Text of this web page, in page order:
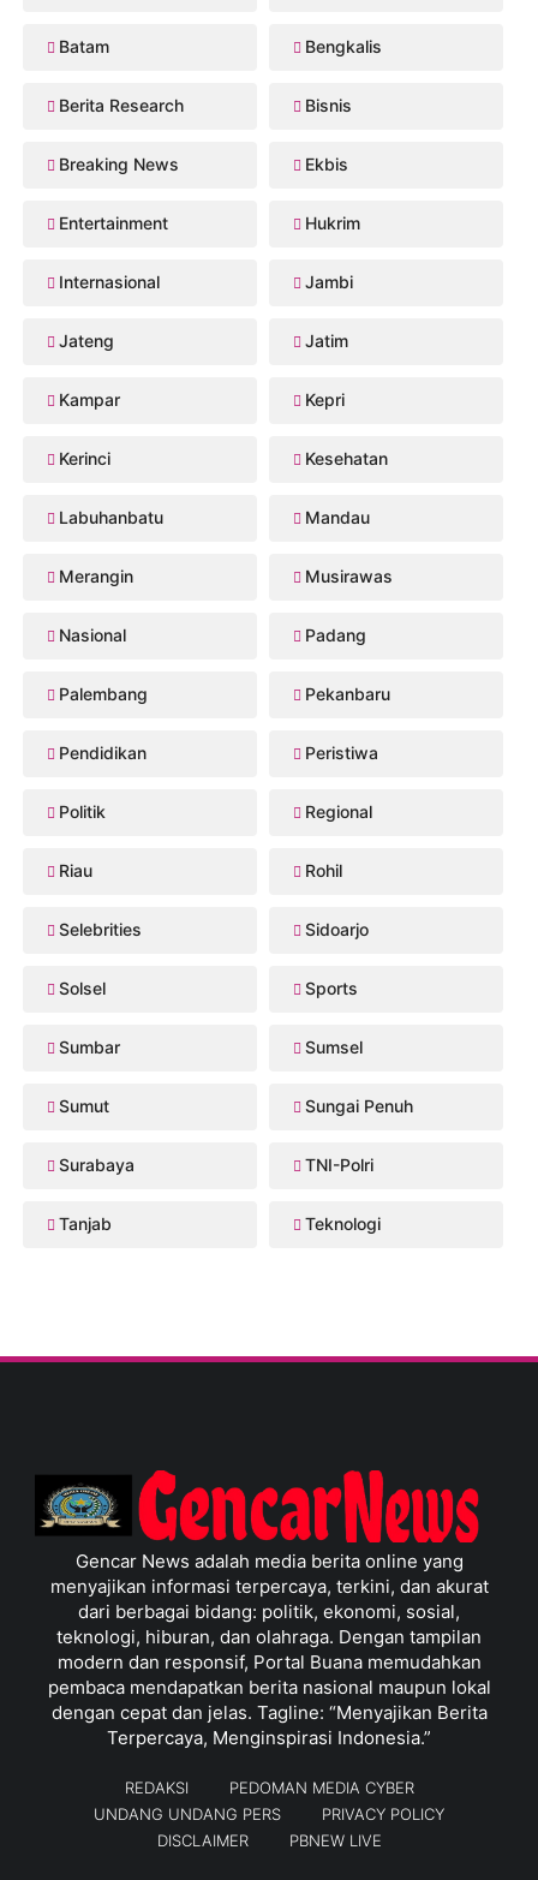
Batam Bengkalis
Berita Research Bisnis
Breaking News Ekbis
Entertainment Hukrim
Internasional Jambi
Jateng Jatim
Kampar Kepri
Kerinci Kesehatan
Labuhanbatu Mandau
Merangin Musirawas
Nasional Padang
Palembang Pekanbaru
Pendidikan Peristiwa
Politik Regional
Riau Rohil
Selebrities Sidoarjo
Solsel Sports
Sumbar Sumsel
Sumut Sungai Penuh
Surabaya TNI-Polri
Tanjab Teknologi
Gencar News adalah media berita online yang
menyajikan informasi terpercaya, terkini, dan akurat
dari berbagai bidang: politik, ekonomi, sosial,
teknologi, hiburan, dan olahraga. Dengan tampilan
modern dan responsif, Portal Buana memudahkan
pembaca mendapatkan berita nasional maupun lokal
dengan cepat dan jelas. Tagline: “Menyajikan Berita
Terpercaya, Menginspirasi Indonesia.”
REDAKSI
PEDOMAN MEDIA CYBER
UNDANG UNDANG PERS
PRIVACY POLICY
DISCLAIMER
PBNEW LIVE